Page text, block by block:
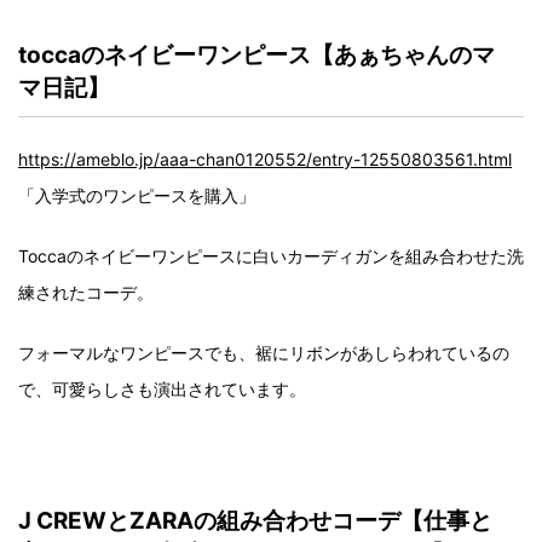
toccaのネイビーワンピース【あぁちゃんのマ
マ日記】
https://ameblo.jp/aaa-chan0120552/entry-12550803561.html
「入学式のワンピースを購入」
Toccaのネイビーワンピースに白いカーディガンを組み合わせた洗
練されたコーデ。
フォーマルなワンピースでも、裾にリボンがあしらわれているの
で、可愛らしさも演出されています。
J CREWとZARAの組み合わせコーデ【仕事と